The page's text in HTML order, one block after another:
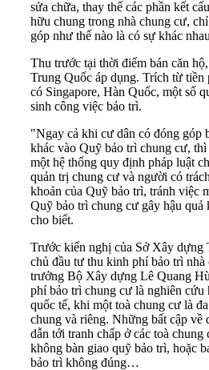
sửa chữa, thay thế các phần kết
hữu chung trong nhà chung cư,
góp như thế nào là có sự khác
Thu trước tại thời điểm bán căn
Trung Quốc áp dụng. Trích từ tiền
có Singapore, Hàn Quốc, một số
sinh công việc bảo trì.
"Ngay cả khi cư dân có đóng góp
khác vào Quỹ bảo trì chung cư,
một hệ thống quy định pháp luật
quản trị chung cư và người có
khoản của Quỹ bảo trì, tránh việc
Quỹ bảo trì chung cư gây hậu
cho biết.
Trước kiến nghị của Sở Xây dựng
chủ đầu tư thu kinh phí bảo trì
trưởng Bộ Xây dựng Lê Quang
phí bảo trì chung cư là nghiên cứu
quốc tế, khi một toà chung cư là
chung và riêng. Những bất cập về
dẫn tới tranh chấp ở các toà
không bàn giao quỹ bảo trì, hoặc
bảo trì không đúng…